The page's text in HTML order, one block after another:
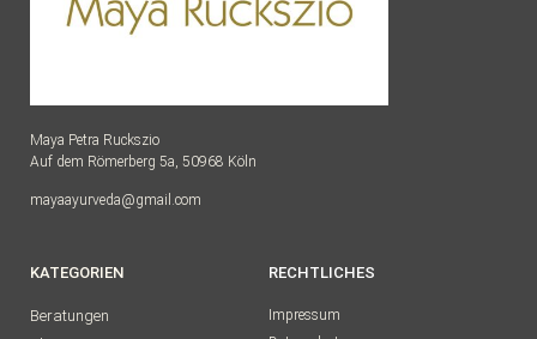
Maya Petra Ruckszio
Auf dem Römerberg 5a, 50968 Köln
mayaayurveda@gmail.com
KATEGORIEN
Beratungen
RECHTLICHES
Impressum